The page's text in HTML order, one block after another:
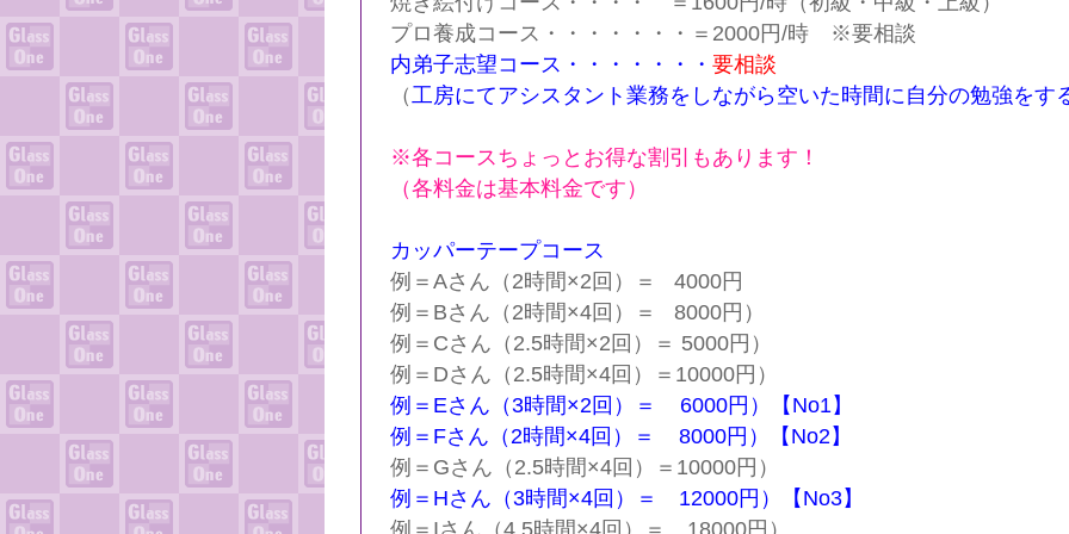
プロ養成コース・・・・・・・＝2000円/時 ※要相談
内弟子志望コース・・・・・・・ 要相談
（工房にてアシスタント業務をしながら空いた時間に自分の勉強をす
※各コースちょっとお得な割引もあります！
（各料金は基本料金です）
カッパーテープコース
例＝Aさん（2時間×2回）＝ 4000円
例＝Bさん（2時間×4回 ）
＝ 8000円）
例＝Cさん（2.5時間×2回 ）
＝ 5000円）
例＝Dさん（2.5時間×4回 ）
＝10000円）
例＝Eさん（3時間×2回 ）
＝ 6000円）【No1】
例＝Fさん（2時間×4回 ） ＝ 8000円）
【No2】
例＝Gさん（2.5時間×4回 ）
＝10000円）
例＝Hさん（3時間×4回 ） ＝ 12000円）
【No3】
例＝Iさん（4.5時間×4回 ） ＝ 18000円）